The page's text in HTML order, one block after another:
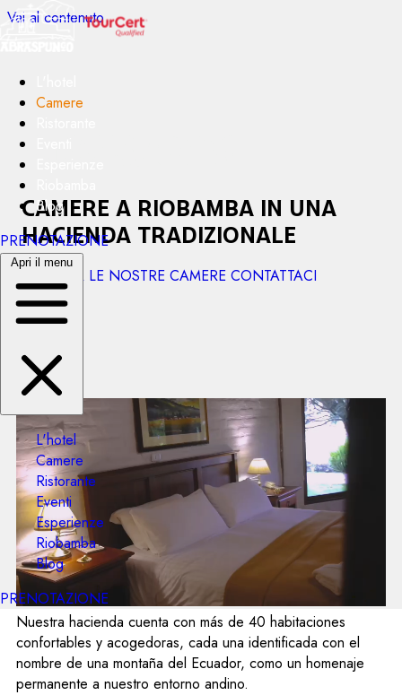
Vai al contenuto
Camere
Blog
PRENOTAZIONE
Apri il menu
L'hotel
Camere
Ristorante
Eventi
Esperienze
Riobamba
Blog
PRENOTAZIONE
Camere a Riobamba in una
hacienda tradizionale
ESPLORA LE NOSTRE CAMERE CONTATTACI
Nuestra hacienda cuenta con más de 40 habitaciones
confortables y acogedoras, cada una identificada con el
nombre de una montaña del Ecuador, como un homenaje
permanente a nuestro entorno andino.